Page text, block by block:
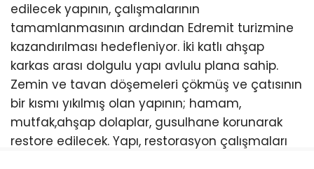
edilecek yapının, çalışmalarının
tamamlanmasının ardından Edremit turizmine
kazandırılması hedefleniyor. İki katlı ahşap
karkas arası dolgulu yapı avlulu plana sahip.
Zemin ve tavan döşemeleri çökmüş ve çatısının
bir kısmı yıkılmış olan yapının; hamam,
mutfak,ahşap dolaplar, gusulhane korunarak
restore edilecek. Yapı, restorasyon çalışmaları